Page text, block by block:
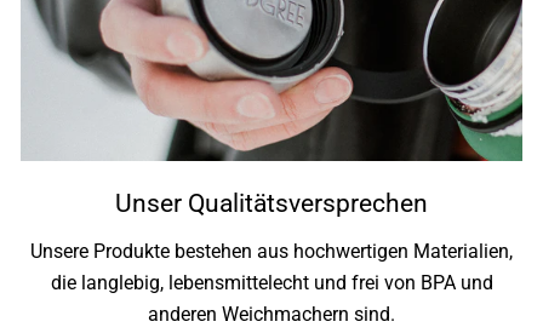
Unser Qualitätsversprechen
Unsere Produkte bestehen aus hochwertigen Materialien,
die langlebig, lebensmittelecht und frei von BPA und
anderen Weichmachern sind.